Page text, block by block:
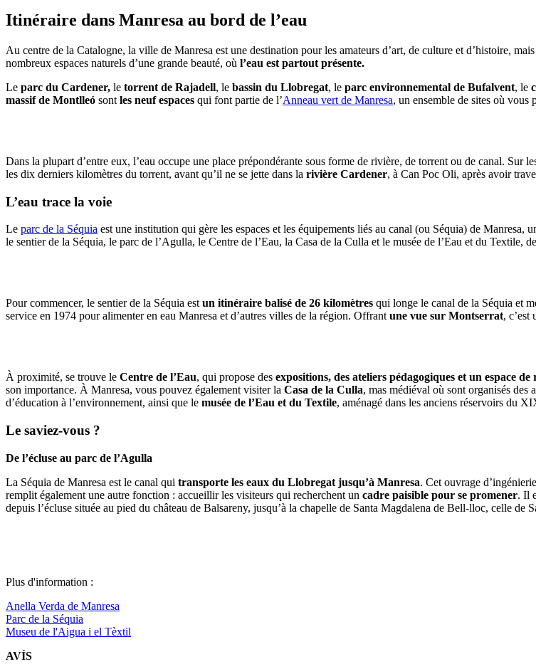
Itinéraire dans Manresa au bord de l’eau
Au centre de la Catalogne, la ville de Manresa est une destination pour les amateurs d’art, de culture et d’histoire,
nombreux espaces naturels d’une grande beauté, où l’eau est partout présente.
Le parc du Cardener, le torrent de Rajadell, le bassin du Llobregat, le parc environnemental de Bufalvent, le
massif de Montlleó sont les neuf espaces qui font partie de l’Anneau vert de Manresa, un ensemble de sites où
Dans la plupart d’entre eux, l’eau occupe une place prépondérante sous forme de rivière, de torrent ou de canal. Sur
les dix derniers kilomètres du torrent, avant qu’il ne se jette dans la rivière Cardener, à Can Poc Oli, après avoir
L’eau trace la voie
Le parc de la Séquia est une institution qui gère les espaces et les équipements liés au canal (ou Séquia) de Manresa,
le sentier de la Séquia, le parc de l’Agulla, le Centre de l’Eau, la Casa de la Culla et le musée de l’Eau et du Textile,
Pour commencer, le sentier de la Séquia est un itinéraire balisé de 26 kilomètres qui longe le canal de la Séquia et
service en 1974 pour alimenter en eau Manresa et d’autres villes de la région. Offrant une vue sur Montserrat, c’est
À proximité, se trouve le Centre de l’Eau, qui propose des expositions, des ateliers pédagogiques et un espace de
son importance. À Manresa, vous pouvez également visiter la Casa de la Culla, mas médiéval où sont organisés des
d’éducation à l’environnement, ainsi que le musée de l’Eau et du Textile, aménagé dans les anciens réservoirs du
Le saviez-vous ?
De l’écluse au parc de l’Agulla
La Séquia de Manresa est le canal qui transporte les eaux du Llobregat jusqu’à Manresa. Cet ouvrage
remplit également une autre fonction : accueillir les visiteurs qui recherchent un cadre paisible pour se promener. Il
depuis l’écluse située au pied du château de Balsareny, jusqu’à la chapelle de Santa Magdalena de Bell-lloc, celle de
Plus d'information :
Anella Verda de Manresa
Parc de la Séquia
Museu de l'Aigua i el Tèxtil
AVÍS